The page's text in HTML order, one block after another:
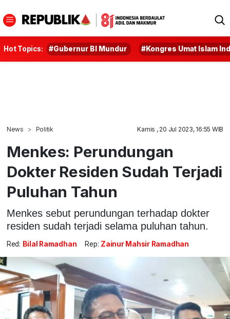
Hot Topics: #Gubernur BI Mundur #Kongres Umat Islam
News Politik Kamis , 20 Jul 2023, 16:55 WIB
Menkes: Perundungan
Dokter Residen Sudah Terjadi
Puluhan Tahun
Menkes sebut perundungan terhadap dokter
residen sudah terjadi selama puluhan tahun.
Red: Bilal Ramadhan Rep: Zainur Mahsir Ramadhan